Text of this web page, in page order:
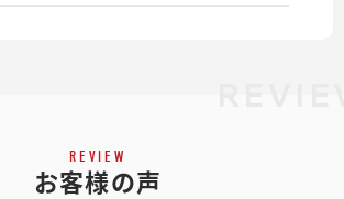
REVIEW
お客様の声